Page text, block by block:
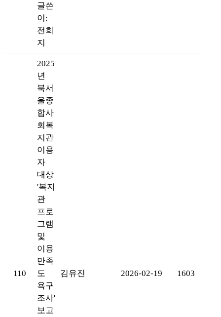
글쓴
이:
전희
지
110
2025
년
북서
울종
합사
회복
지관
이용
자
대상
'복지
관
프로
그램
및
이용
만족
도
욕구
조사'
보고
김유진 2026-02-19 1603